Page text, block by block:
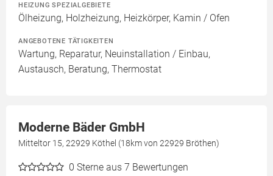
HEIZUNG SPEZIALGEBIETE
Ölheizung, Holzheizung, Heizkörper, Kamin / Ofen
ANGEBOTENE TÄTIGKEITEN
Wartung, Reparatur, Neuinstallation / Einbau,
Austausch, Beratung, Thermostat
Moderne Bäder GmbH
Mitteltor 15, 22929 Köthel (18km von 22929 Bröthen)
0 Sterne aus 7 Bewertungen